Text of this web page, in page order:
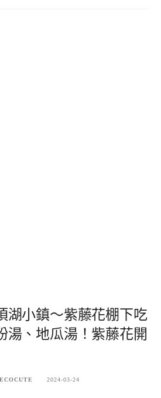
湖小鎮～紫藤花棚下吃
湯、地瓜湯！紫藤花開
2024-03-24